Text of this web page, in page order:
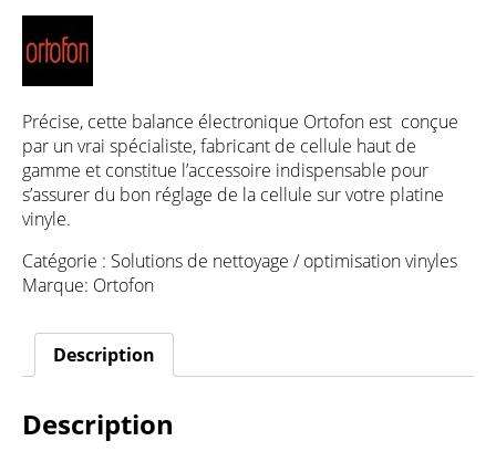
Précise, cette balance électronique Ortofon est conçue
par un vrai spécialiste, fabricant de cellule haut de
gamme et constitue l’accessoire indispensable pour
s’assurer du bon réglage de la cellule sur votre platine
vinyle.
Catégorie : Solutions de nettoyage / optimisation vinyles
Marque: Ortofon
Description
Description